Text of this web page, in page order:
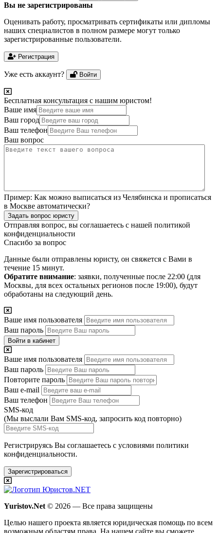
Вы не зарегистрированы
Оценивать работу, просматривать сертификаты или дипломы
наших специалистов в полном размере могут только
зарегистрированные пользователи.
Регистрация
Уже есть аккаунт? Войти
Бесплатная консультация с нашим юристом!
Ваше имя
Ваш город
Ваш телефон
Ваш вопрос
Пример: Как можно выписаться из Челябинска и прописаться
в Москве автоматически?
Задать вопрос юристу
Отправляя вопрос, вы соглашаетесь с нашей политикой
конфиденциальности
Спасибо за вопрос
Данные были отправлены юристу, он свяжется с Вами в
течение 15 минут.
Обратите внимание: заявки, полученные после 22:00 (для
Москвы, для всех остальных регионов после 19:00), будут
обработаны на следующий день.
Ваше имя пользователя
Ваш пароль
Войти в кабинет
Ваше имя пользователя
Ваш пароль
Повторите пароль
Ваш e-mail
Ваш телефон
SMS-код
(Мы выслали Вам SMS-код, запросить код повторно)
Регистрируясь Вы соглашаетесь с условиями политики
конфиденциальности.
Зарегистрироваться
Yuristov.Net © 2026 — Все права защищены
Целью нашего проекта является юридическая помощь по всем
возможным областям права. На нашем сайте вы сможете